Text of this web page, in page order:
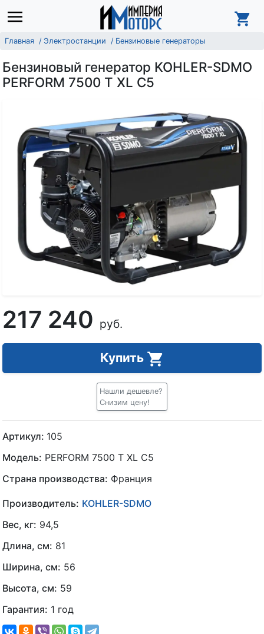
Главная Электростанции Бензиновые генераторы
Бензиновый генератор KOHLER-SDMO
PERFORM 7500 T XL C5
217 240 руб.
Купить
Нашли дешевле?
Снизим цену!
Артикул: 105
Модель: PERFORM 7500 T XL C5
Страна производства: Франция
Производитель: KOHLER-SDMO
Вес, кг: 94,5
Длина, см: 81
Ширина, см: 56
Высота, см: 59
Гарантия: 1 год